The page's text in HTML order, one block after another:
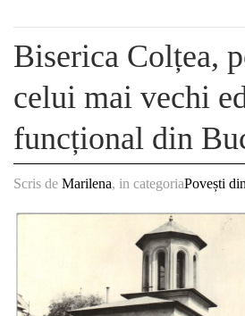
Biserica Colțea,
celui mai vechi
funcțional din
Scris de Marilena, in categoriaPovești